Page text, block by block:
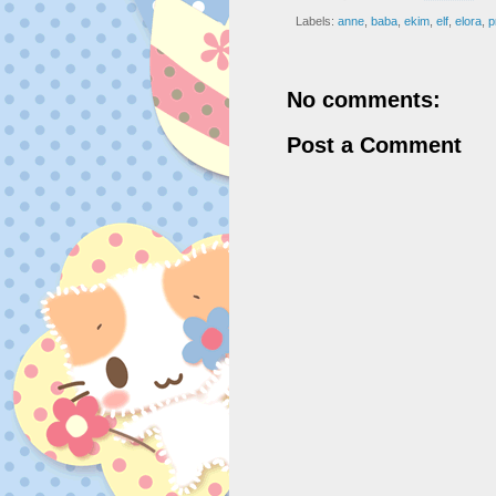
Labels: anne baba ekim elf elora
No comments:
Post a Comment